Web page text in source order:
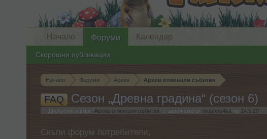
Начало Форуми Архив Архив отминали събития
FAQ Сезон „Древна градина“ (сезон 6)
Дискусията в/ъв " Архив отминали събития " е започната от mushnu4ka на 14.5.20
Скъпи форум потребители,
Начало Форуми
Скорошни публикации
Календар